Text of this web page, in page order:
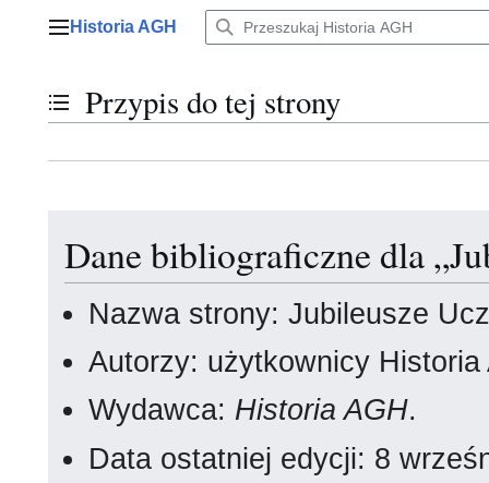
Menu główne
Historia AGH
Przełącz stan spisu treści
Przypis do tej strony
Dane bibliograficzne dla
Nazwa strony: Jubileusze
Autorzy: użytkownicy Historia
Wydawca: Historia AGH.
Data ostatniej edycji: 8